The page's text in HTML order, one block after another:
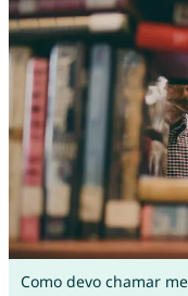
Como devo chamar